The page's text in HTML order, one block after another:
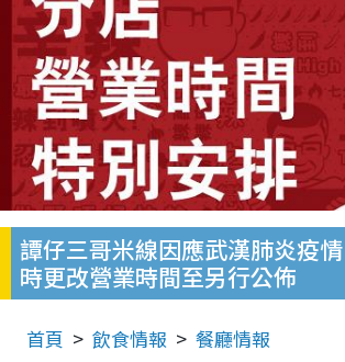
譚仔三哥米線因應武漢肺炎疫
時更改營業時間至另行公佈
首頁 飲食情報 餐廳情報